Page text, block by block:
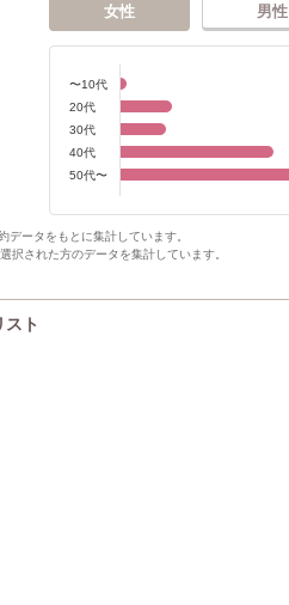
女性 男性
〜10代
20代
30代
40代
50代〜
ータをもとに集計しています。
された方のデータを集計しています。
ト